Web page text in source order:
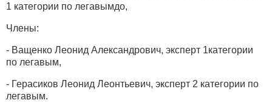
1 категории по легавымдо,
Члены:
- Ващенко Леонид Александрович, эксперт 1категории
по легавым,
- Герасиков Леонид Леонтьевич, эксперт 2 категории по
легавым.